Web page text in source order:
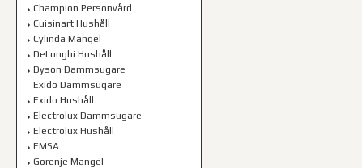
Champion Personvård
Cuisinart Hushåll
Cylinda Mangel
DeLonghi Hushåll
Dyson Dammsugare
Exido Dammsugare
Exido Hushåll
Electrolux Dammsugare
Electrolux Hushåll
EMSA
Gorenje Mangel